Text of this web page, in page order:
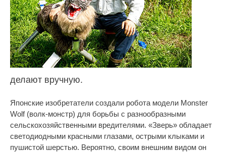
делают вручную.
Японские изобретатели создали робота модели Monster
Wolf (волк-монстр) для борьбы с разнообразными
сельскохозяйственными вредителями. «Зверь» обладает
светодиодными красными глазами, острыми клыками и
пушистой шерстью. Вероятно, своим внешним видом он